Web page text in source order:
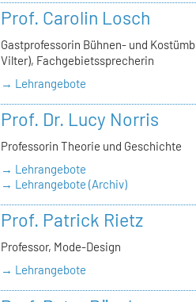
Prof. Carolin Losch
Gastprofessorin Bühnen- und
Vilter), Fachgebietssprecherin
→ Lehrangebote
Prof. Dr. Lucy Norris
Professorin Theorie und Geschichte
→ Lehrangebote
→ Lehrangebote (Archiv)
Prof. Patrick Rietz
Professor, Mode-Design
→ Lehrangebote